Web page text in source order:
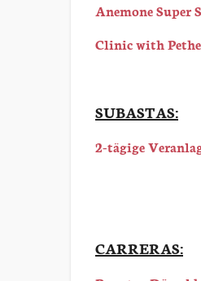
Anemone Super
Clinic with
SUBASTAS:
2-tägige
CARRERAS: